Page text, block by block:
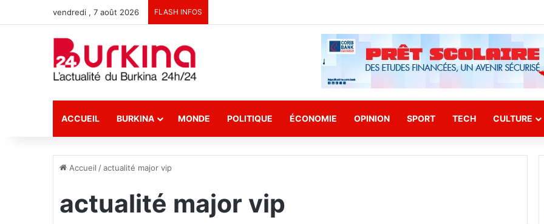
vendredi , 7 août 2026 FLASH INFOS
ACCUEIL BURKINA MONDE POLITIQUE ÉCONOMIE OPINION SPORT TECH CULTURE
Accueil /actualité major vip
actualité major vip